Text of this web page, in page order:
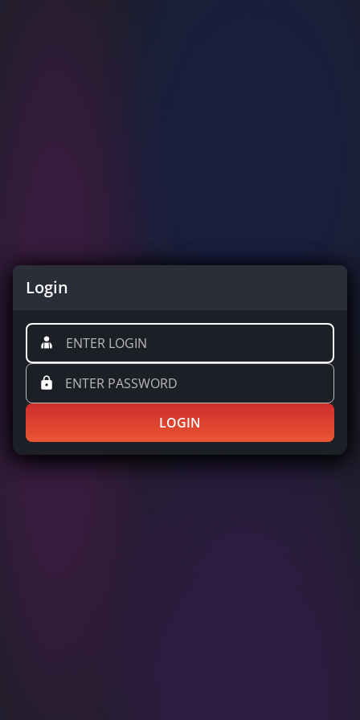
Login
LOGIN